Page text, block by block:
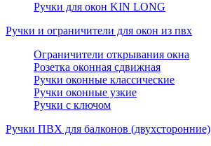
Ручки для окон KIN LONG
Ручки и ограничители для окон из пвх
Ограничители открывания окна
Розетка оконная сдвижная
Ручки оконные классические
Ручки оконные узкие
Ручки с ключом
Ручки ПВХ для балконов (двухсторонние)